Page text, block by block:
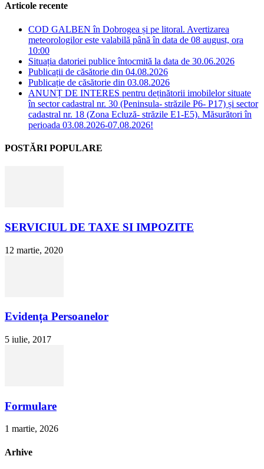
Articole recente
COD GALBEN în Dobrogea și pe litoral. Avertizarea
meteorologilor este valabilă până în data de 08 august, ora
10:00
Situația datoriei publice întocmită la data de 30.06.2026
Publicații de căsătorie din 04.08.2026
Publicație de căsătorie din 03.08.2026
ANUNȚ DE INTERES pentru deținătorii imobilelor situate
în sector cadastral nr. 30 (Peninsula- străzile P6- P17) și sector
cadastral nr. 18 (Zona Ecluză- străzile E1-E5). Măsurători în
perioada 03.08.2026-07.08.2026!
POSTĂRI POPULARE
SERVICIUL DE TAXE SI IMPOZITE
12 martie, 2020
Evidența Persoanelor
5 iulie, 2017
Formulare
1 martie, 2026
Arhive